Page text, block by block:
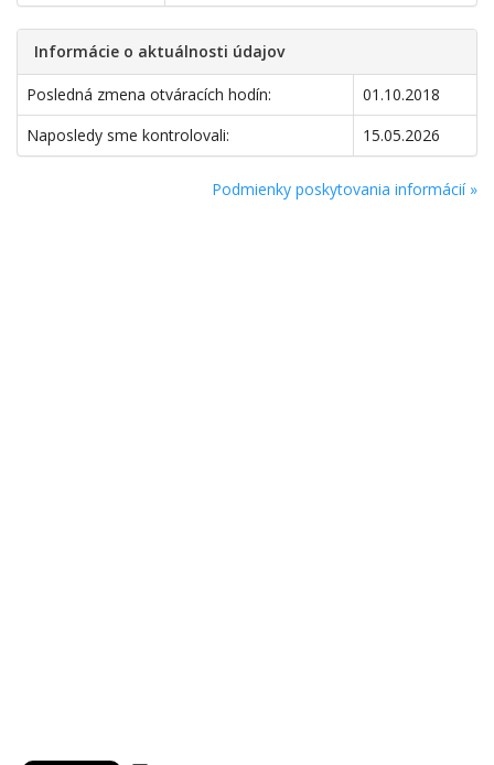
Informácie o aktuálnosti údajov
Posledná zmena otváracích hodín:
01.10.2018
Naposledy sme kontrolovali:
15.05.2026
Podmienky poskytovania informácií »